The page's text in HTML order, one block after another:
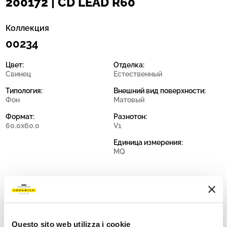
Questo sito web utilizza i cookie
Коллекция
00234
Цвет:
Свинец
Типология:
Фон
Формат:
60.0x60.0
Отделка:
Естественный
Внешний вид поверхности:
Матовый
Разнотон:
V1
Единица измерения:
MQ